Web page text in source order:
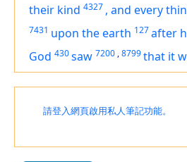
their kind 4327 , and every
7431 upon the earth 127after
God 430saw 7200 ,8799that it
請登入網頁啟用私人筆記功能。